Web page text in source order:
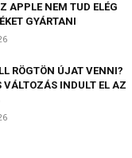
APPLE NEM TUD ELÉG
GYÁRTANI
RÖGTÖN ÚJAT VENNI?
VÁLTOZÁS INDULT EL AZ